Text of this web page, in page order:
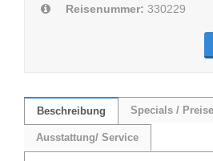
Reisenummer: 330229
Beschreibung Specials / Preise
Ausstattung/ Service